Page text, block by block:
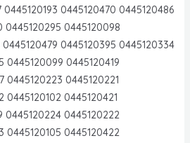
0445120470 0445120486
0445120295 0445120098
0445120479 0445120395 0445120334
0445120099 0445120419
0445120223 0445120221
0445120102 0445120421
0445120224 0445120222
0445120105 0445120422